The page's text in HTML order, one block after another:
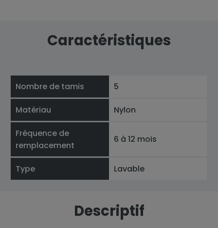
Caractéristiques
Nombre de tamis 5
Matériau Nylon
Fréquence de
remplacement
6 à 12 mois
Type Lavable
Descriptif